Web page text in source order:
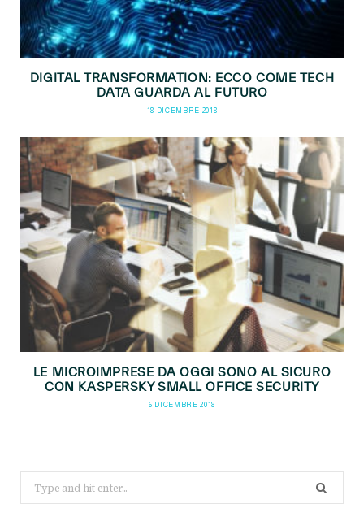
DIGITAL TRANSFORMATION: ECCO COME TECH
DATA GUARDA AL FUTURO
18 DICEMBRE 2018
LE MICROIMPRESE DA OGGI SONO AL SICURO
CON KASPERSKY SMALL OFFICE SECURITY
6 DICEMBRE 2018
for: